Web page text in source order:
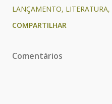
LANÇAMENTO LITERATURA
COMPARTILHAR
Comentários